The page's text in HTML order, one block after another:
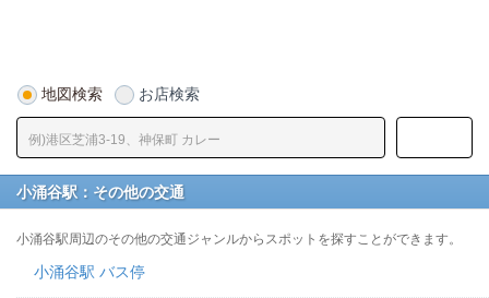
地図検索 お店検索
小涌谷駅：その他の交通
小涌谷駅周辺のその他の交通ジャンルからスポットを探すことができます。
小涌谷駅 バス停